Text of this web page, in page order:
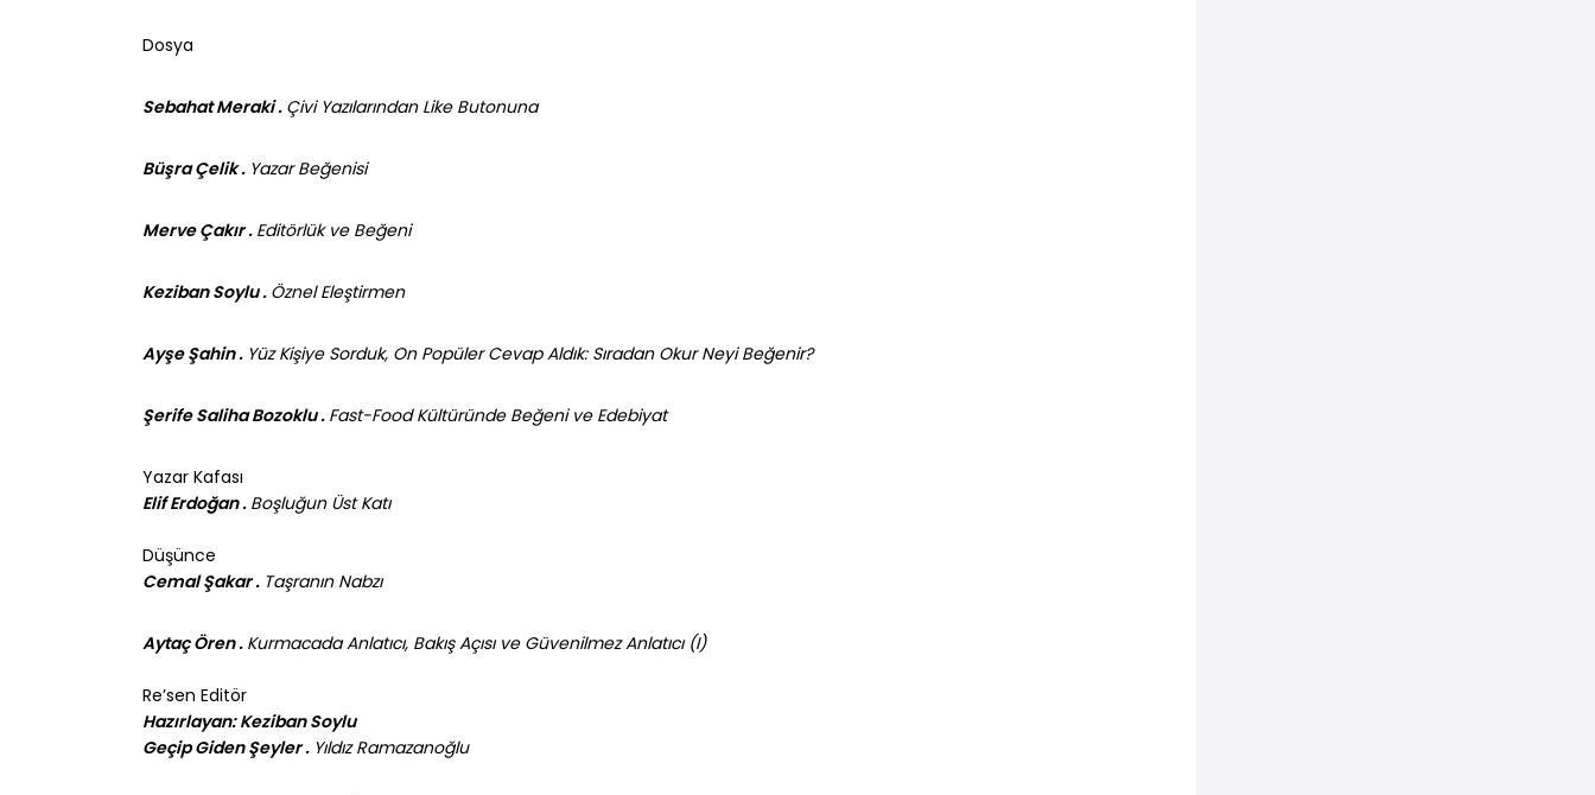
Dosya
Sebahat Meraki . Çivi Yazılarından Like Butonuna
Büşra Çelik . Yazar Beğenisi
Merve Çakır . Editörlük ve Beğeni
Keziban Soylu . Öznel Eleştirmen
Ayşe Şahin . Yüz Kişiye Sorduk, On Popüler Cevap Aldık: Sıradan Okur Neyi Beğenir?
Şerife Saliha Bozoklu . Fast-Food Kültüründe Beğeni ve Edebiyat
Yazar Kafası
Elif Erdoğan . Boşluğun Üst Katı
Düşünce
Cemal Şakar . Taşranın Nabzı
Aytaç Ören . Kurmacada Anlatıcı, Bakış Açısı ve Güvenilmez Anlatıcı (I)
Re’sen Editör
Hazırlayan: Keziban Soylu
Geçip Giden Şeyler . Yıldız Ramazanoğlu